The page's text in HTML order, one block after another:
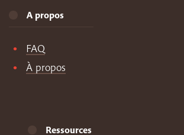
A propos
FAQ
À propos
Ressources